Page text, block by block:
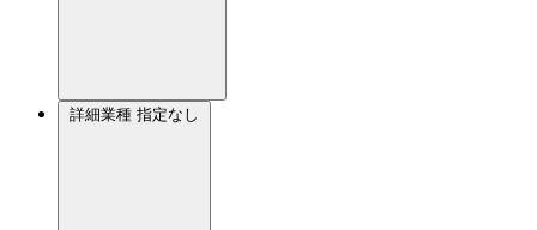
詳細業種 指定なし